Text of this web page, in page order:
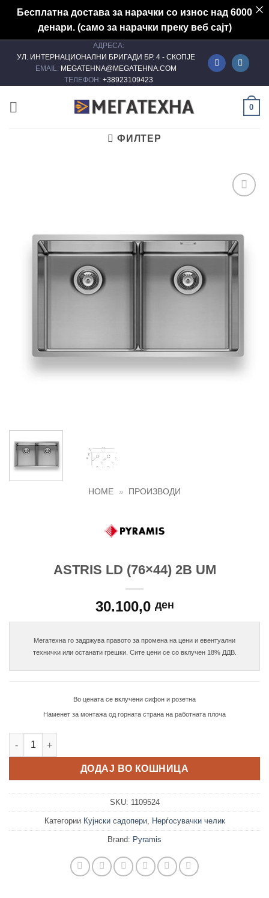
Бесплатна достава за нарачки со износ над 6000
денари. (само за нарачки преку веб сајт)
АДРЕСА:
УЛ. ИНТЕРНАЦИОНАЛНИ БРИГАДИ БР. 4 - СКОПЈЕ
EMAIL: MEGATEHNA@MEGATEHNA.COM
ТЕЛЕФОН: +38923109423
0
ФИЛТЕР
HOME » ПРОИЗВОДИ
ASTRIS LD (76×44) 2B UM
30.100,0 ден
Мегатехна го задржува правото за промена на цени и евентуални
Во цената се вклучени сифон и розетна
Наменет за монтажа од горната страна на работната плоча
Astris LD (76x44) 2B UM количина
ДОДАЈ ВО КОШНИЦА
SKU: 1109524
Категории Кујнски садопери, Нерѓосувачки челик
Brand: Pyramis